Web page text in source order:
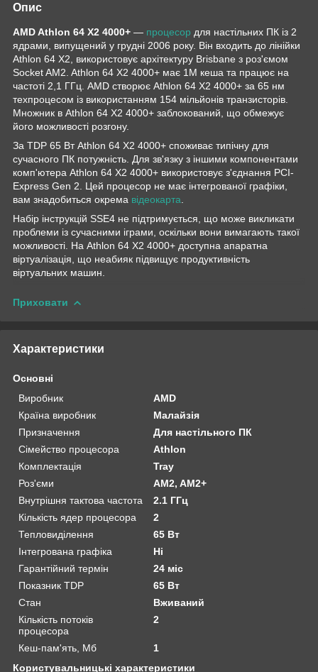
Опис
AMD Athlon 64 X2 4000+ — процесор для настільних ПК із 2
ядрами, випущений у грудні 2006 року. Він входить до лінійки
Athlon 64 X2, використовує архітектуру Brisbane з роз'ємом
Socket AM2. Athlon 64 X2 4000+ має 1М кеша та працює на
частоті 2,1 ГГц. AMD створює Athlon 64 X2 4000+ за 65 нм
техпроцесом із використанням 154 мільйонів транзисторів.
Множник в Athlon 64 X2 4000+ заблокований, що обмежує
його можливості розгону.
За TDP 65 Вт Athlon 64 X2 4000+ споживає типічну для
сучасного ПК потужність. Для зв'язку з іншими компонентами
комп'ютера Athlon 64 X2 4000+ використовує з'єднання PCI-
Express Gen 2. Цей процесор не має інтегрованої графіки,
вам знадобиться окрема відеокарта
Набір інструкцій SSE4 не підтримується, що може викликати
проблеми із сучасними іграми, оскільки вони вимагають такої
можливості. На Athlon 64 X2 4000+ доступна апаратна
віртуалізація, що неабияк підвищує продуктивність
віртуальних машин.
Приховати
Характеристики
Основні
Виробник
AMD
Країна виробник
Малайзія
Призначення
Для настільного ПК
Сімейство процесора
Athlon
Комплектація
Tray
Роз'єми
AM2, AM2+
Внутрішня тактова частота
2.1 ГГц
Кількість ядер процесора
2
Тепловиділення
65 Вт
Інтегрована графіка
Ні
Гарантійний термін
24 міс
Показник TDP
65 Вт
Стан
Вживаний
Кількість потоків
процесора
2
Кеш-пам'ять, Мб
1
Користувальницькі характеристики